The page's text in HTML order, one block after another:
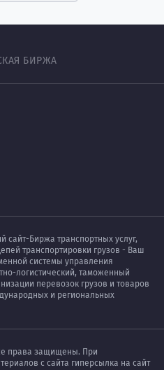
БИРЖА
сайт-Биржа транспортных услуг,
транспортировки грузов - Ваш
системы управления
логистический, таможенный
перевозок грузов и товаров
и региональных
права защищены. При
с сайта гиперсылка на сайт